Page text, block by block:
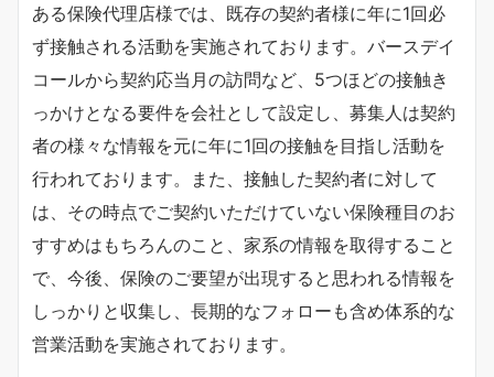
ある保険代理店様では、既存の契約者様に年に1回必
ず接触される活動を実施されております。バースデイ
コールから契約応当月の訪問など、5つほどの接触き
っかけとなる要件を会社として設定し、募集人は契約
者の様々な情報を元に年に1回の接触を目指し活動を
行われております。また、接触した契約者に対して
は、その時点でご契約いただけていない保険種目のお
すすめはもちろんのこと、家系の情報を取得すること
で、今後、保険のご要望が出現すると思われる情報を
しっかりと収集し、長期的なフォローも含め体系的な
営業活動を実施されております。